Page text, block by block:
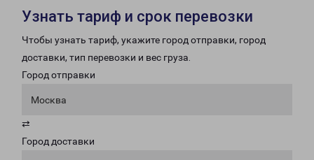
Узнать тариф и срок перевозки
Чтобы узнать тариф, укажите город отправки, город
доставки, тип перевозки и вес груза.
Город отправки
Москва
⇄
Город доставки